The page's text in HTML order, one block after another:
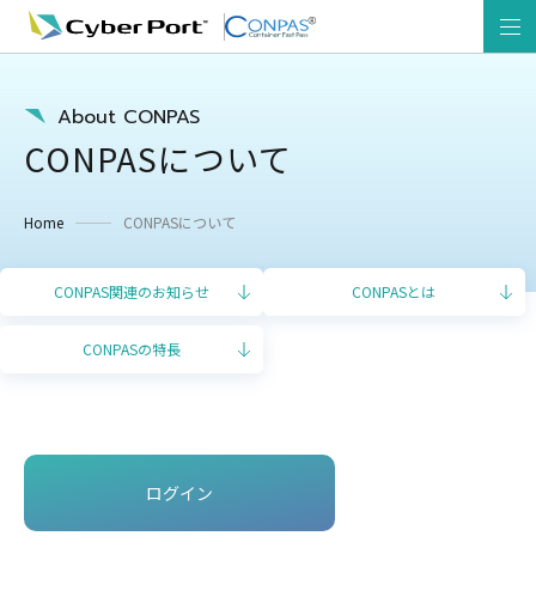
About CONPAS
CONPASについて
Home CONPASについて
CONPAS関連のお知らせ CONPASとは
CONPASの特長
ログイン